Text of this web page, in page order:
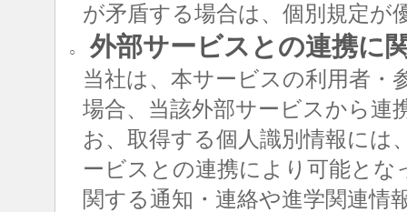
が矛盾する場合は、個別規定が
○ 外部サービスとの連携に
当社は、本サービスの利用者・
場合、当該外部サービスから連
お、取得する個人識別情報には
ービスとの連携により可能と
関する通知・連絡や進学関連情